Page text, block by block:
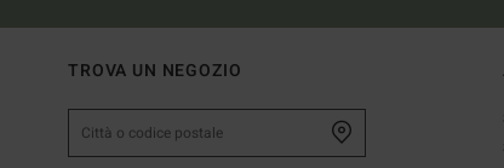
TROVA UN NEGOZIO